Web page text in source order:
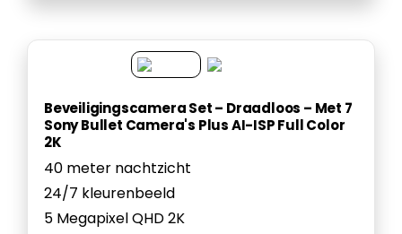
Beveiligingscamera Set – Draadloos – Met 7
Sony Bullet Camera's Plus AI-ISP Full Color
2K
40 meter nachtzicht
24/7 kleurenbeeld
5 Megapixel QHD 2K